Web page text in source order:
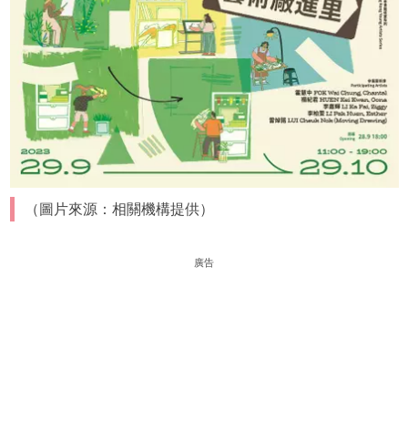
（圖片來源：相關機構提供）
廣告